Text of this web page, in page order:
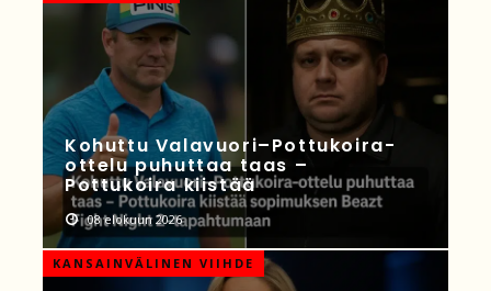
Kohuttu Valavuori–Pottukoira-
ottelu puhuttaa taas –
Pottukoira kiistää
08 elokuun 2026
KANSAINVÄLINEN VIIHDE